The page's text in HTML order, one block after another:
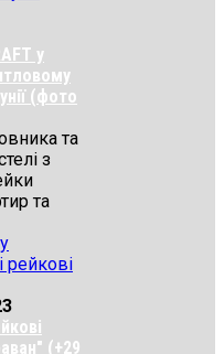
у
(фото
та
з
та
(+29